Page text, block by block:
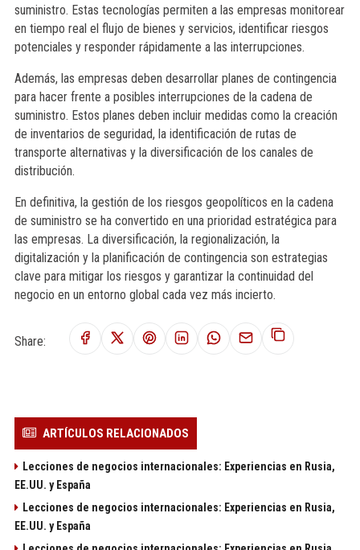
suministro. Estas tecnologías permiten a las empresas monitorear
en tiempo real el flujo de bienes y servicios, identificar riesgos
potenciales y responder rápidamente a las interrupciones.
Además, las empresas deben desarrollar planes de contingencia
para hacer frente a posibles interrupciones de la cadena de
suministro. Estos planes deben incluir medidas como la creación
de inventarios de seguridad, la identificación de rutas de
transporte alternativas y la diversificación de los canales de
distribución.
En definitiva, la gestión de los riesgos geopolíticos en la cadena
de suministro se ha convertido en una prioridad estratégica para
las empresas. La diversificación, la regionalización, la
digitalización y la planificación de contingencia son estrategias
clave para mitigar los riesgos y garantizar la continuidad del
negocio en un entorno global cada vez más incierto.
Share:
ARTÍCULOS RELACIONADOS
Lecciones de negocios internacionales: Experiencias en Rusia,
EE.UU. y España
Lecciones de negocios internacionales: Experiencias en Rusia,
EE.UU. y España